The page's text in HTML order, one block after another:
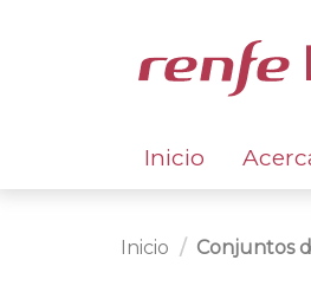
Inicio
Inicio Conjuntos